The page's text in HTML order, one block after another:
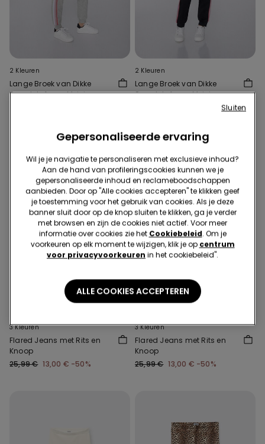
2 Kleuren
Lange Broek van Dikke
Sweatstof voor Meisjes met
2 Kleuren
Lange Broek van Dikke
Sweatstof voor Meisjes met
3 Kleuren
Flared Jeans met Rits en
Knoop
25,99 € 13,00 € -50%
3 sale-items, 70% korting
3 Kleuren
Flared Jeans met Rits en
Knoop
25,99 € 13,00 € -50%
Gepersonaliseerde ervaring
Wil je je navigatie te personaliseren met exclusieve inhoud?
Aan de hand van profileringscookies kunnen we je
gepersonaliseerde inhoud en reclameboodschappen
aanbieden. Door op "Alle cookies accepteren" te klikken geef
je toestemming voor het gebruik van cookies. Als je deze
banner sluit door op de knop sluiten te klikken, ga je verder
met browsen en zijn de cookies niet actief. Voor meer
informatie over cookies zie het Cookiebeleid. Om je
voorkeuren op elk moment te wijzigen, klik je op centrum
voor privacyvoorkeuren in het cookiebeleid".
ALLE COOKIES ACCEPTEREN
Sluiten